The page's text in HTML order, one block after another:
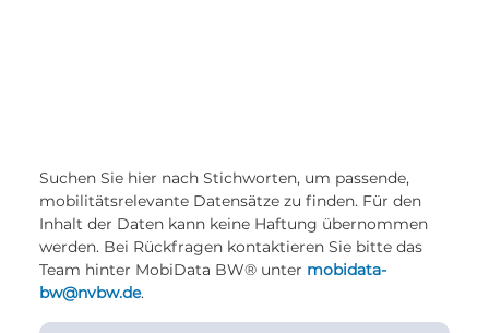
Suchen Sie hier nach Stichworten, um passende,
mobilitätsrelevante Datensätze zu finden. Für den
Inhalt der Daten kann keine Haftung übernommen
werden. Bei Rückfragen kontaktieren Sie bitte das
Team hinter MobiData BW® unter mobidata-
bw@nvbw.de.